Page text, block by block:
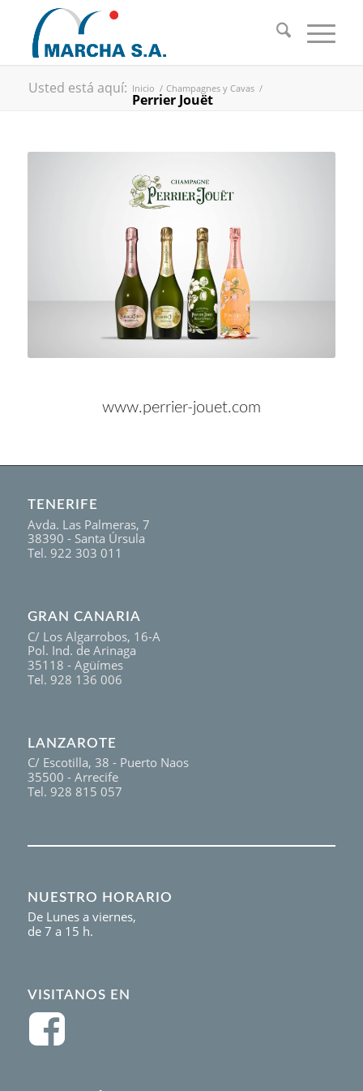
Usted está aquí: Inicio / Champagnes y Cavas /
Perrier Jouët
www.perrier-jouet.com
TENERIFE
Avda. Las Palmeras, 7
38390 - Santa Úrsula
Tel. 922 303 011
GRAN CANARIA
C/ Los Algarrobos, 16-A
Pol. Ind. de Arinaga
35118 - Agüímes
Tel. 928 136 006
LANZAROTE
C/ Escotilla, 38 - Puerto Naos
35500 - Arrecife
Tel. 928 815 057
NUESTRO HORARIO
De Lunes a viernes,
de 7 a 15 h.
VISITANOS EN